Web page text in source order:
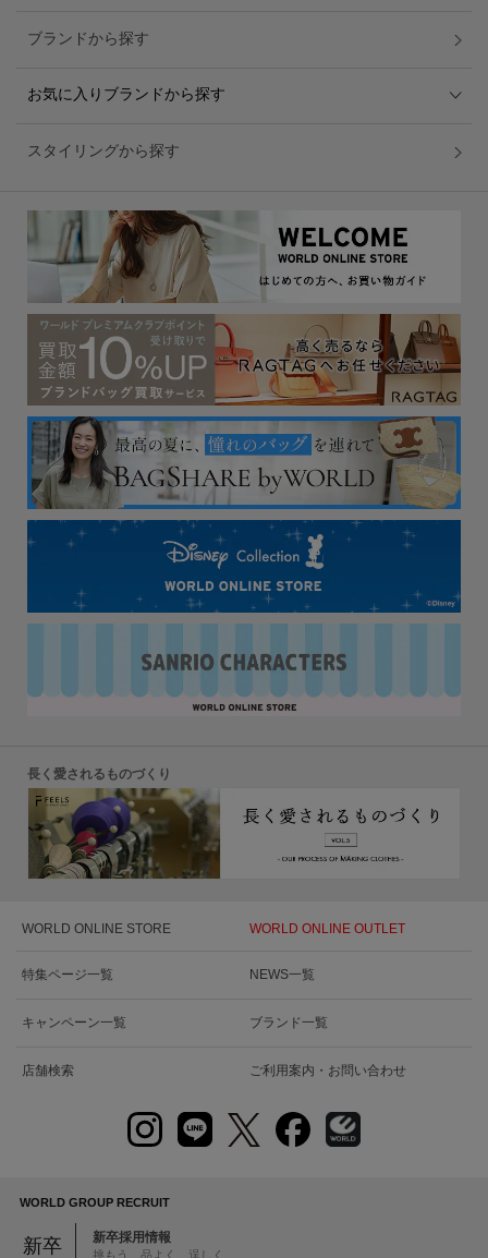
ブランドから探す
お気に入りブランドから探す
スタイリングから探す
長く愛されるものづくり
WORLD ONLINE STORE WORLD ONLINE OUTLET
特集ページ一覧 NEWS一覧
キャンペーン一覧 ブランド一覧
店舗検索 ご利用案内・お問い合わせ
WORLD GROUP RECRUIT
新卒 新卒採用情報
挑もう 品よく 逞しく